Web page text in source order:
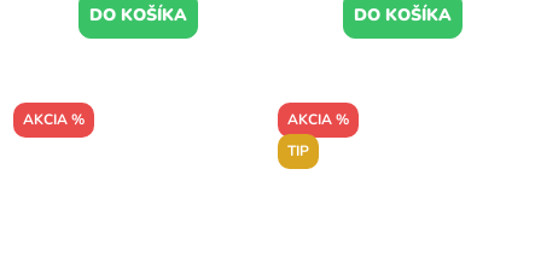
DO KOŠÍKA DO KOŠÍKA
AKCIA %
AKCIA %
TIP